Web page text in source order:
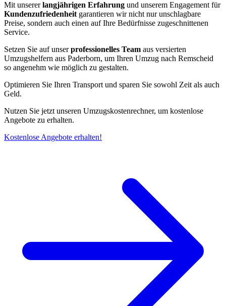
Mit unsererlangjährigen Erfahrung und unserem Engagement für
Kundenzufriedenheit garantieren wir nicht nur unschlagbare
Preise, sondern auch einen auf Ihre Bedürfnisse zugeschnittenen
Service.
Setzen Sie auf unserprofessionelles Team aus versierten
Umzugshelfern aus Paderborn, um Ihren Umzug nach Remscheid
so angenehm wie möglich zu gestalten.
Optimieren Sie Ihren Transport und sparen Sie sowohl Zeit als auch
Geld.
Nutzen Sie jetzt unseren Umzugskostenrechner, um kostenlose
Angebote zu erhalten.
Kostenlose Angebote erhalten!